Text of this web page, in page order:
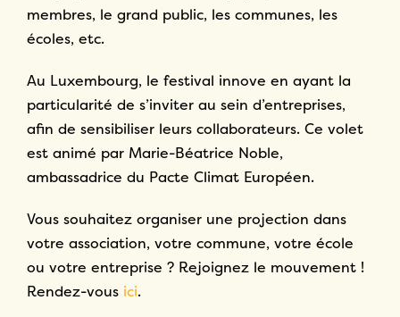
membres, le grand public, les communes, les
écoles, etc.
Au Luxembourg, le festival innove en ayant la
particularité de s’inviter au sein d’entreprises,
afin de sensibiliser leurs collaborateurs. Ce volet
est animé par Marie-Béatrice Noble,
ambassadrice du Pacte Climat Européen.
Vous souhaitez organiser une projection dans
votre association, votre commune, votre école
ou votre entreprise ? Rejoignez le mouvement !
Rendez-vous ici.